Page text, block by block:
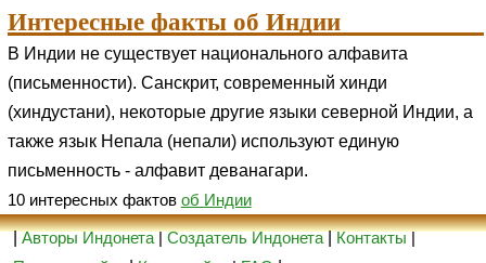
Интересные факты об Индии
В Индии не существует национального алфавита
(письменности). Санскрит, современный хинди
(хиндустани), некоторые другие языки северной Индии, а
также язык Непала (непали) используют единую
письменность - алфавит деванагари.
10 интересных фактов об Индии
|Авторы Индонета|Создатель Индонета|Контакты|